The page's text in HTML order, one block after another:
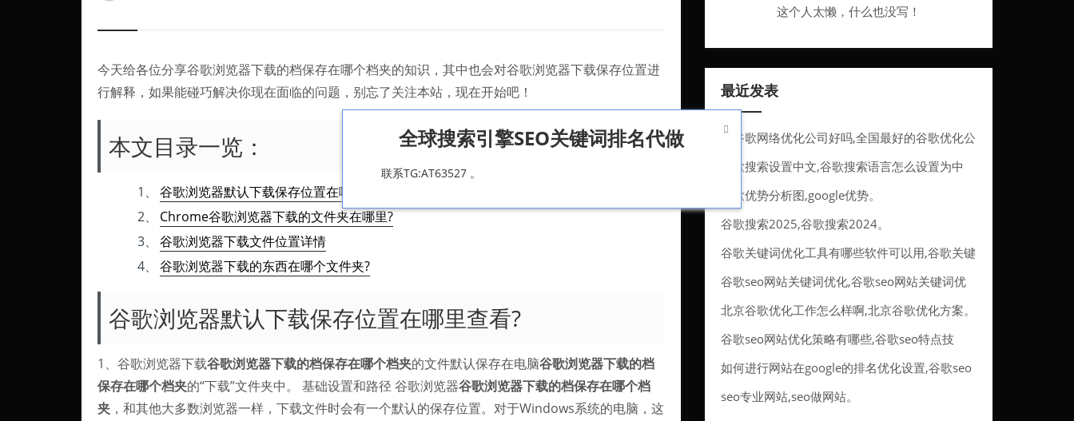
今天给各位分享谷歌浏览器下载的档保存在哪个档夹的知识，其中也会对谷歌浏览器下载保存位置进
行解释，如果能碰巧解决你现在面临的问题，别忘了关注本站，现在开始吧！
本文目录一览：
1、
谷歌浏览器默认下载保存位置在哪里查看?
2、
Chrome谷歌浏览器下载的文件夹在哪里?
3、
谷歌浏览器下载文件位置详情
4、
谷歌浏览器下载的东西在哪个文件夹?
谷歌浏览器默认下载保存位置在哪里查看?
1、谷歌浏览器下载谷歌浏览器下载的档保存在哪个档夹的文件默认保存在电脑谷歌浏览器下载的档
保存在哪个档夹的“下载”文件夹中。 基础设置和路径 谷歌浏览器谷歌浏览器下载的档保存在哪个档
夹 ，和其他大多数浏览器一样，下载文件时会有一个默认的保存位置。对于Windows系统的电脑，这
这个人太懒，什么也没写！
最近发表
做谷歌网络优化公司好吗,全国最好的谷歌优化公
司。
谷歌搜索设置中文,谷歌搜索语言怎么设置为中
文。
谷歌优势分析图,google优势。
谷歌搜索2025,谷歌搜索2024。
谷歌关键词优化工具有哪些软件可以用,谷歌关键
词优化工具有哪些软件可以用的。
谷歌seo网站关键词优化,谷歌seo网站关键词优
化方法。
北京谷歌优化工作怎么样啊,北京谷歌优化方案。
谷歌seo网站优化策略有哪些,谷歌seo特点技
巧。
如何进行网站在google的排名优化设置,谷歌seo
排名优化服务。
seo专业网站,seo做网站。

全球搜索引擎SEO关键词排名代做
联系TG:AT63527 。